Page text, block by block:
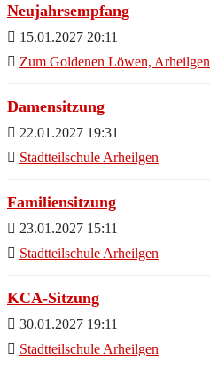
Neujahrsempfang
15.01.2027 20:11
Zum Goldenen Löwen, Arheilgen
Damensitzung
22.01.2027 19:31
Stadtteilschule Arheilgen
Familiensitzung
23.01.2027 15:11
Stadtteilschule Arheilgen
KCA-Sitzung
30.01.2027 19:11
Stadtteilschule Arheilgen